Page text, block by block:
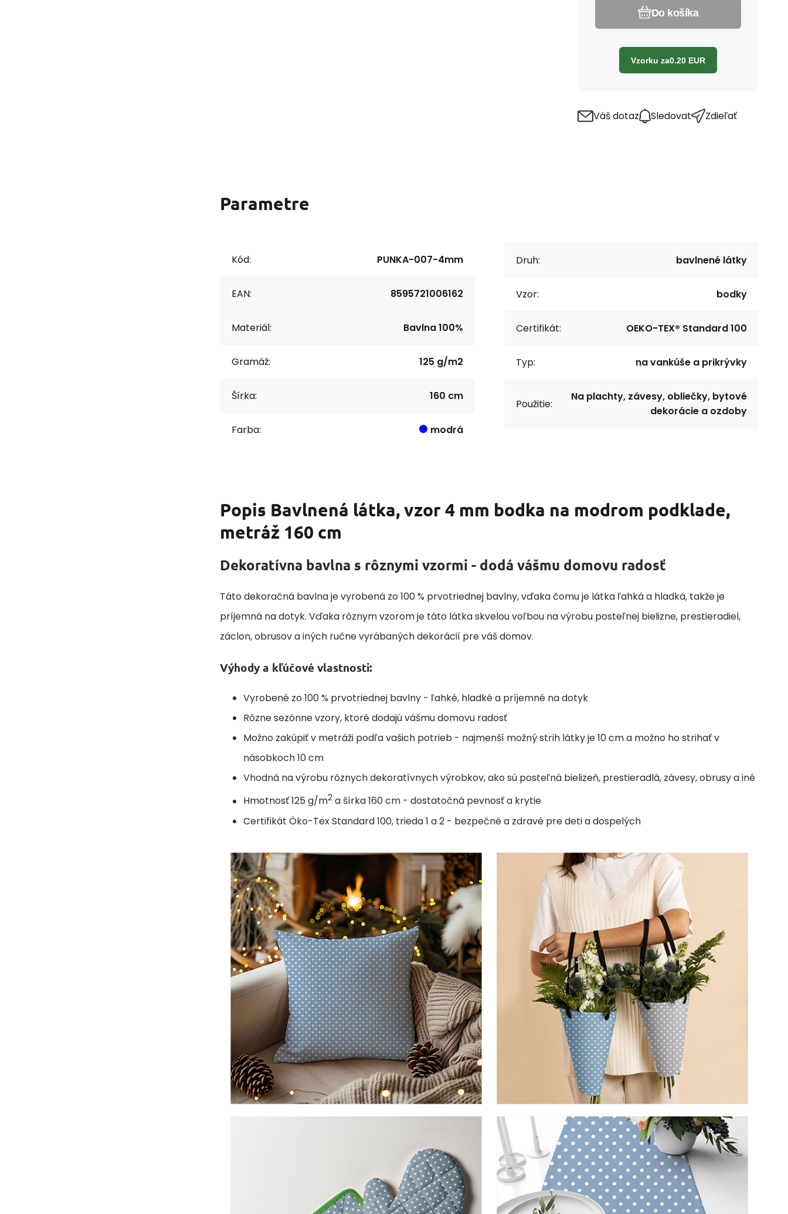
Do košíka
Vzorku za0.20 EUR
Váš dotaz Sledovat Zdieľať
Parametre
Kód: PUNKA-007-4mm
EAN: 8595721006162
Materiál: Bavlna 100%
Gramáž: 125 g/m2
Šírka: 160 cm
Farba: modrá
Druh: bavlnené látky
Vzor: bodky
Certifikát: OEKO-TEX® Standard 100
Typ: na vankúše a prikrývky
Použitie:
Na plachty, závesy, obliečky, bytové
dekorácie a ozdoby
Popis Bavlnená látka, vzor 4 mm bodka na modrom podklade,
metráž 160 cm
Dekoratívna bavlna s rôznymi vzormi - dodá vášmu domovu radosť
Táto dekoračná bavlna je vyrobená zo 100 % prvotriednej bavlny, vďaka čomu je látka ľahká a hladká, takže je
príjemná na dotyk. Vďaka rôznym vzorom je táto látka skvelou voľbou na výrobu posteľnej bielizne, prestieradiel,
záclon, obrusov a iných ručne vyrábaných dekorácií pre váš domov.
Výhody a kľúčové vlastnosti:
Vyrobené zo 100 % prvotriednej bavlny - ľahké, hladké a príjemné na dotyk
Rôzne sezónne vzory, ktoré dodajú vášmu domovu radosť
Možno zakúpiť v metráži podľa vašich potrieb - najmenší možný strih látky je 10 cm a možno ho strihať v
násobkoch 10 cm
Vhodná na výrobu rôznych dekoratívnych výrobkov, ako sú posteľná bielizeň, prestieradlá, závesy, obrusy a iné
Hmotnosť 125 g/m2 a šírka 160 cm - dostatočná pevnosť a krytie
Certifikát Öko-Tex Standard 100, trieda 1 a 2 - bezpečné a zdravé pre deti a dospelých